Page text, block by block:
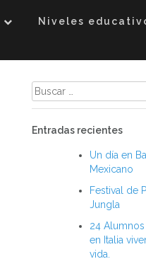
Niveles
Buscar:
Entradas recientes
Un día en
Mexicano
Festival de
Jungla
24
en Italia
vida.